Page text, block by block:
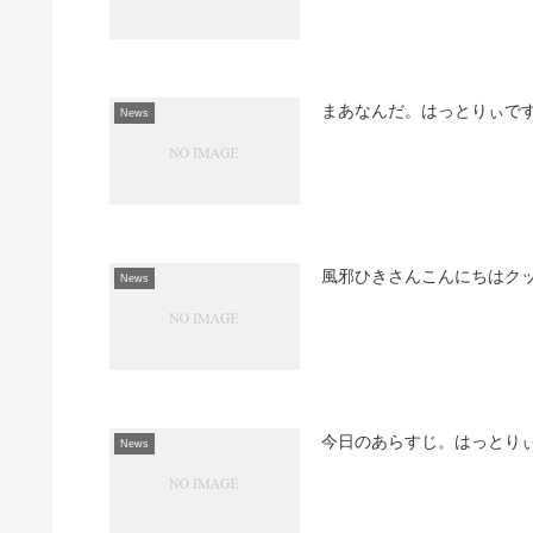
News まあなんだ。はっとりぃです
News 風邪ひきさんこんにちはク
News 今日のあらすじ。はっとり